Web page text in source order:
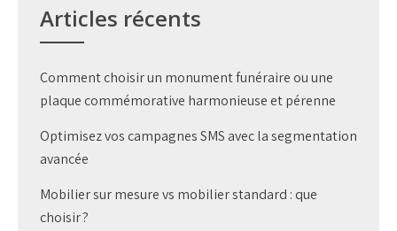
Articles récents
Comment choisir un monument funéraire ou une
plaque commémorative harmonieuse et pérenne
Optimisez vos campagnes SMS avec la segmentation
avancée
Mobilier sur mesure vs mobilier standard : que
choisir ?